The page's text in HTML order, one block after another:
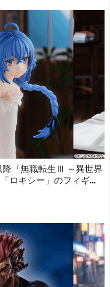
『無職転生Ⅲ ～異世界
ロキシー」のフィギュ